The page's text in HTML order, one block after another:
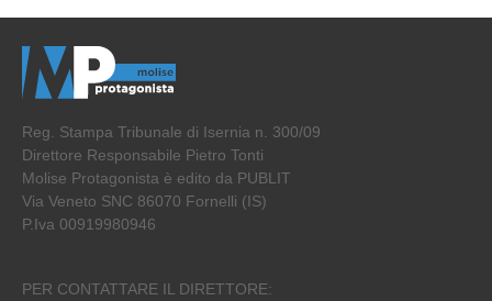
Reg. Stampa Tribunale di Isernia n. 300/09
Direttore Responsabile Pietro Tonti
Molise Protagonista è edito da PUBLIT
Via Veneto SNC 86070 Fornelli (IS)
P.Iva 00919980946
PER CONTATTARE IL DIRETTORE: